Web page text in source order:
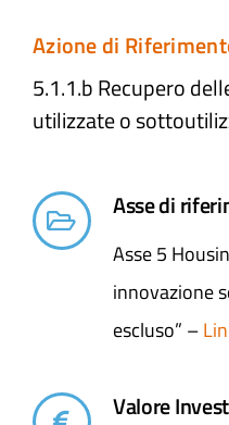
Azione di
5.1.1.b Recupero
utilizzate o
Asse di
Asse 5
innovazione
escluso” –
Valore